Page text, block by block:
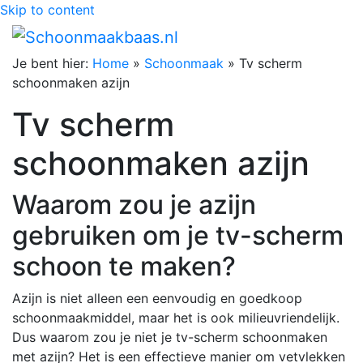
Skip to content
Je bent hier: Home » Schoonmaak » Tv scherm
schoonmaken azijn
Tv scherm
schoonmaken azijn
Waarom zou je azijn
gebruiken om je tv-scherm
schoon te maken?
Azijn is niet alleen een eenvoudig en goedkoop
schoonmaakmiddel, maar het is ook milieuvriendelijk.
Dus waarom zou je niet je tv-scherm schoonmaken
met azijn? Het is een effectieve manier om vetvlekken